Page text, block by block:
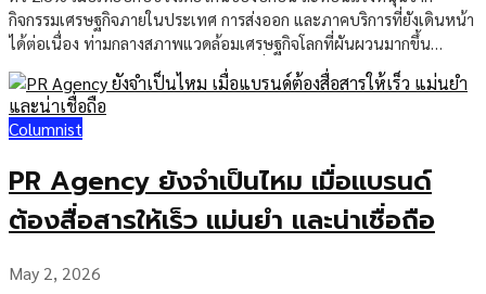
ภาพนี้สะท้อนว่าเศรษฐกิจไทยยังฟื้นตัวไม่ทั่วถึง แม้บางภาคส่วนจะได้รับ
แรงหนุนจากการท่องเที่ยว การส่งออก หรือมาตรการกระตุ้นจากภาครัฐ
แต่หากรายได้ของคนส่วนใหญ่ในชนบทยังไม่มั่นคง การฟื้นตัวโดยรวมก็
อาจยังไม่แข็งแรงพอ อีกด้านหนึ่ง ภาระหนี้ของเกษตรกรยังซ้อนทับกับ
ปัญหาหนี้ครัวเรือนของประเทศ […]
กิจกรรมเศรษฐกิจภายในประเทศ การส่งออก และภาคบริการที่ยังเดินหน้า
ได้ต่อเนื่อง ท่ามกลางสภาพแวดล้อมเศรษฐกิจโลกที่ผันผวนมากขึ้น
อย่างไรก็ตาม ตัวเลข GDP ไตรมาสแรกที่ออกมาดีกว่าคาด ยังไม่อาจสรุป
ได้ว่าเศรษฐกิจไทยพ้นจากภาวะเปราะบางแล้ว เพราะธนาคารแห่ง
ประเทศไทย หรือ ธปท. ประเมินว่าเศรษฐกิจไทยปี 2569 จะขยายตัว
1.5% และปี 2570 ขยายตัว 2.0% ขณะที่เงินเฟ้อทั่วไปปี 2569 คาดว่าจะ
อยู่ที่ 2.9% ก่อนชะลอลงเหลือ 1.5% ในปี 2570 ไฮไลต์สำคัญ:เศรษฐกิจ
ไทยกำลังฟื้นตัวแบบระมัดระวัง ตัวเลขไตรมาสแรกเป็นสัญญาณบวก แต่
ครึ่งปีหลังยังต้องเผชิญแรงกดดันจากต้นทุนพลังงาน เงินเฟ้อ และความ
ไม่แน่นอนของเศรษฐกิจโลก เงินเฟ้อมีแนวโน้มขยับขึ้นตามพลังงานโลก
Columnist
PR Agency ยังจำเป็นไหม เมื่อแบรนด์
ต้องสื่อสารให้เร็ว แม่นยำ และน่าเชื่อถือ
May 2, 2026